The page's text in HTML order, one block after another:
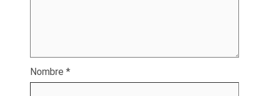
Nombre *